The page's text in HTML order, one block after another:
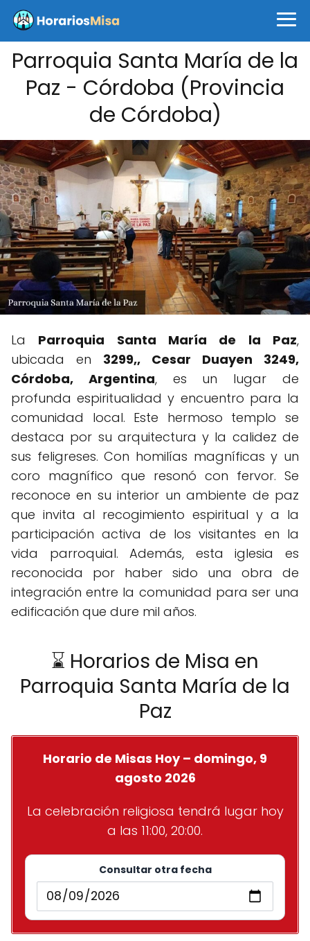
Parroquia Santa María de la
Paz - Córdoba (Provincia
de Córdoba)
La Parroquia Santa María de la Paz,
ubicada en 3299,, Cesar Duayen 3249,
Córdoba, Argentina, es un lugar de
profunda espiritualidad y encuentro para la
comunidad local. Este hermoso templo se
destaca por su arquitectura y la calidez de
sus feligreses. Con homilías magníficas y un
coro magnífico que resonó con fervor. Se
reconoce en su interior un ambiente de paz
que invita al recogimiento espiritual y a la
participación activa de los visitantes en la
vida parroquial. Además, esta iglesia es
reconocida por haber sido una obra de
integración entre la comunidad para ser una
edificación que dure mil años.
⌛ Horarios de Misa en
Parroquia Santa María de la
Paz
Horario de Misas Hoy – domingo, 9
agosto 2026
La celebración religiosa tendrá lugar hoy
a las 11:00, 20:00.
Consultar otra fecha